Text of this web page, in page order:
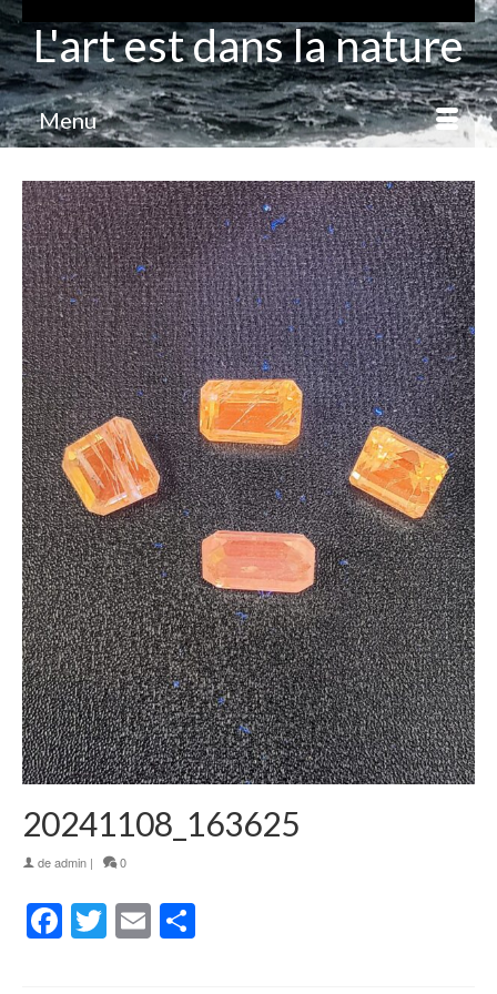
L'art est dans la nature
Menu
20241108_163625
deadmin | 0
Facebook
Twitter
Email